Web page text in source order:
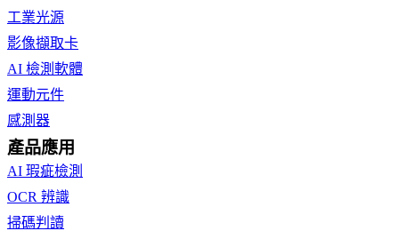
工業光源
影像擷取卡
AI 檢測軟體
運動元件
感測器
產品應用
AI 瑕疵檢測
OCR 辨識
掃碼判讀